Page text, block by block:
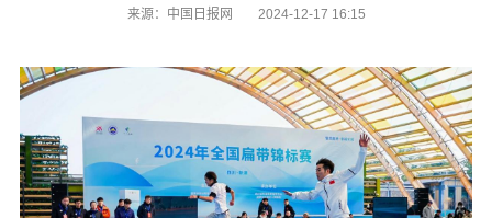
来源：中国日报网 2024-12-17 16:15